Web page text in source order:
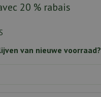
20 % rabais
van nieuwe voorraad?